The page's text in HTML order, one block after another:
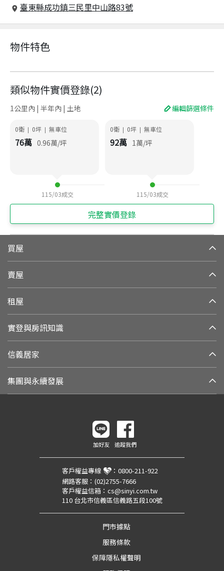
臺東縣成功鎮三民里中山路83號
物件特色
類似物件實價登錄(2)
1公里內 | 半年內 | 土地 編輯篩選條件
0衛 | 0坪 | 無車位
76萬 0.96萬/坪
115/03成交
0衛 | 0坪 | 無車位
92萬 1萬/坪
115/03成交
完整實價登錄
買屋
賣屋
租屋
實登與房訊知識
信義居家
集團與永續發展
加好友 追蹤我們
客戶權益專線 ： 0800-211-922
網路客服： (02)2755-7666
客戶權益信箱： cs@sinyi.com.tw
110 台北市信義區信義路五段100號
門市據點
服務條款
保障隱私權聲明